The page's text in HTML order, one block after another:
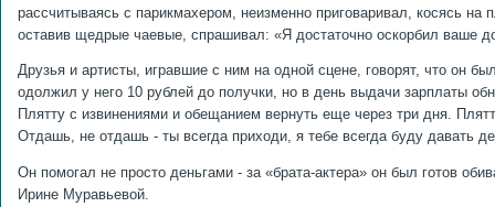
рассчитываясь с парикмахером, неизменно приговаривал, косясь
оставив щедрые чаевые, спрашивал: «Я достаточно оскорбил ваше
Друзья и артисты, игравшие с ним на одной сцене, говорят, что он
одолжил у него 10 рублей до получки, но в день выдачи зарплаты
Плятту с извинениями и обещанием вернуть еще через три дня.
Отдашь, не отдашь - ты всегда приходи, я тебе всегда буду давать
Он помогал не просто деньгами - за «брата-актера» он был готов
Ирине Муравьевой.